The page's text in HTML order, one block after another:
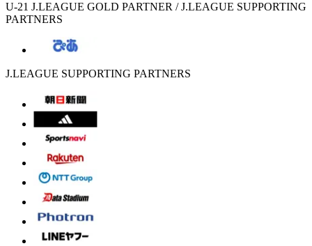
U-21 J.LEAGUE GOLD PARTNER / J.LEAGUE SUPPORTING
PARTNERS
J.LEAGUE SUPPORTING PARTNERS